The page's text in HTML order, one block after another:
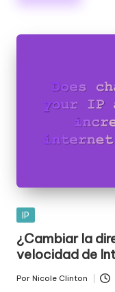
Publicada
IP
¿Cambiar la
velocidad de
Por Nicole Clinton